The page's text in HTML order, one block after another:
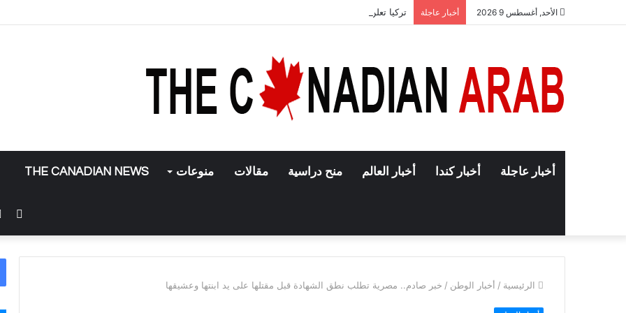
الأحد, أغسطس 9 2026 أخبار عاجلة تركيا تعلن إنهاء حجب تطبيق إنستغرام
أخبار عاجلة أخبار كندا أخبار العالم منح دراسية مقالات منوعات THE CANADIAN NEWS
الرئيسية / أخبار الوطن / خبر صادم.. مصرية تطلب نطق الشهادة قبل مقتلها على يد ابنتها وعشيقها